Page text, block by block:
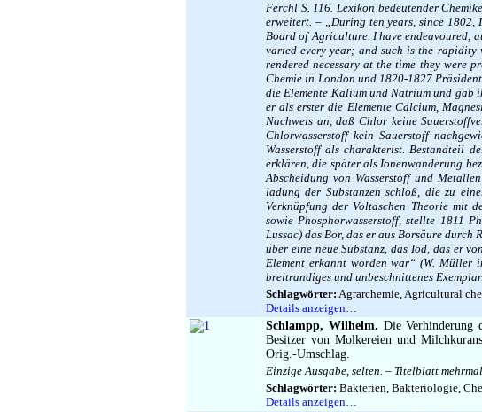
Ferchl S. 116. Lexikon bedeutender
erweitert. – „During ten years, since 1802,
Board of Agriculture. I have endeavoured,
varied every year; and such is the rapidity
rendered necessary at the time they were
Chemie in London und 1820-1827
die Elemente Kalium und Natrium und gab
er als erster die Elemente Calcium,
Nachweis an, daß Chlor keine
Chlorwasserstoff kein Sauerstoff
Wasserstoff als charakterist. Bestandteil
erklären, die später als Ionenwanderung
Abscheidung von Wasserstoff und
ladung der Substanzen schloß, die zu
Verknüpfung der Voltaschen Theorie mit
sowie Phosphorwasserstoff, stellte 1811
Lussac) das Bor, das er aus Borsäure
über eine neue Substanz, das Iod, das er
Element erkannt worden war“ (W. Müller
breitrandiges und unbeschnittenes Exemplar.
Schlagwörter: Agrarchemie, Agricultural
Details anzeigen…
Schlampp, Wilhelm. Die Verhinderung
Besitzer von Molkereien und
Orig.-Umschlag.
Einzige Ausgabe, selten. – Titelblatt
Schlagwörter: Bakterien, Bakteriologie,
Details anzeigen…